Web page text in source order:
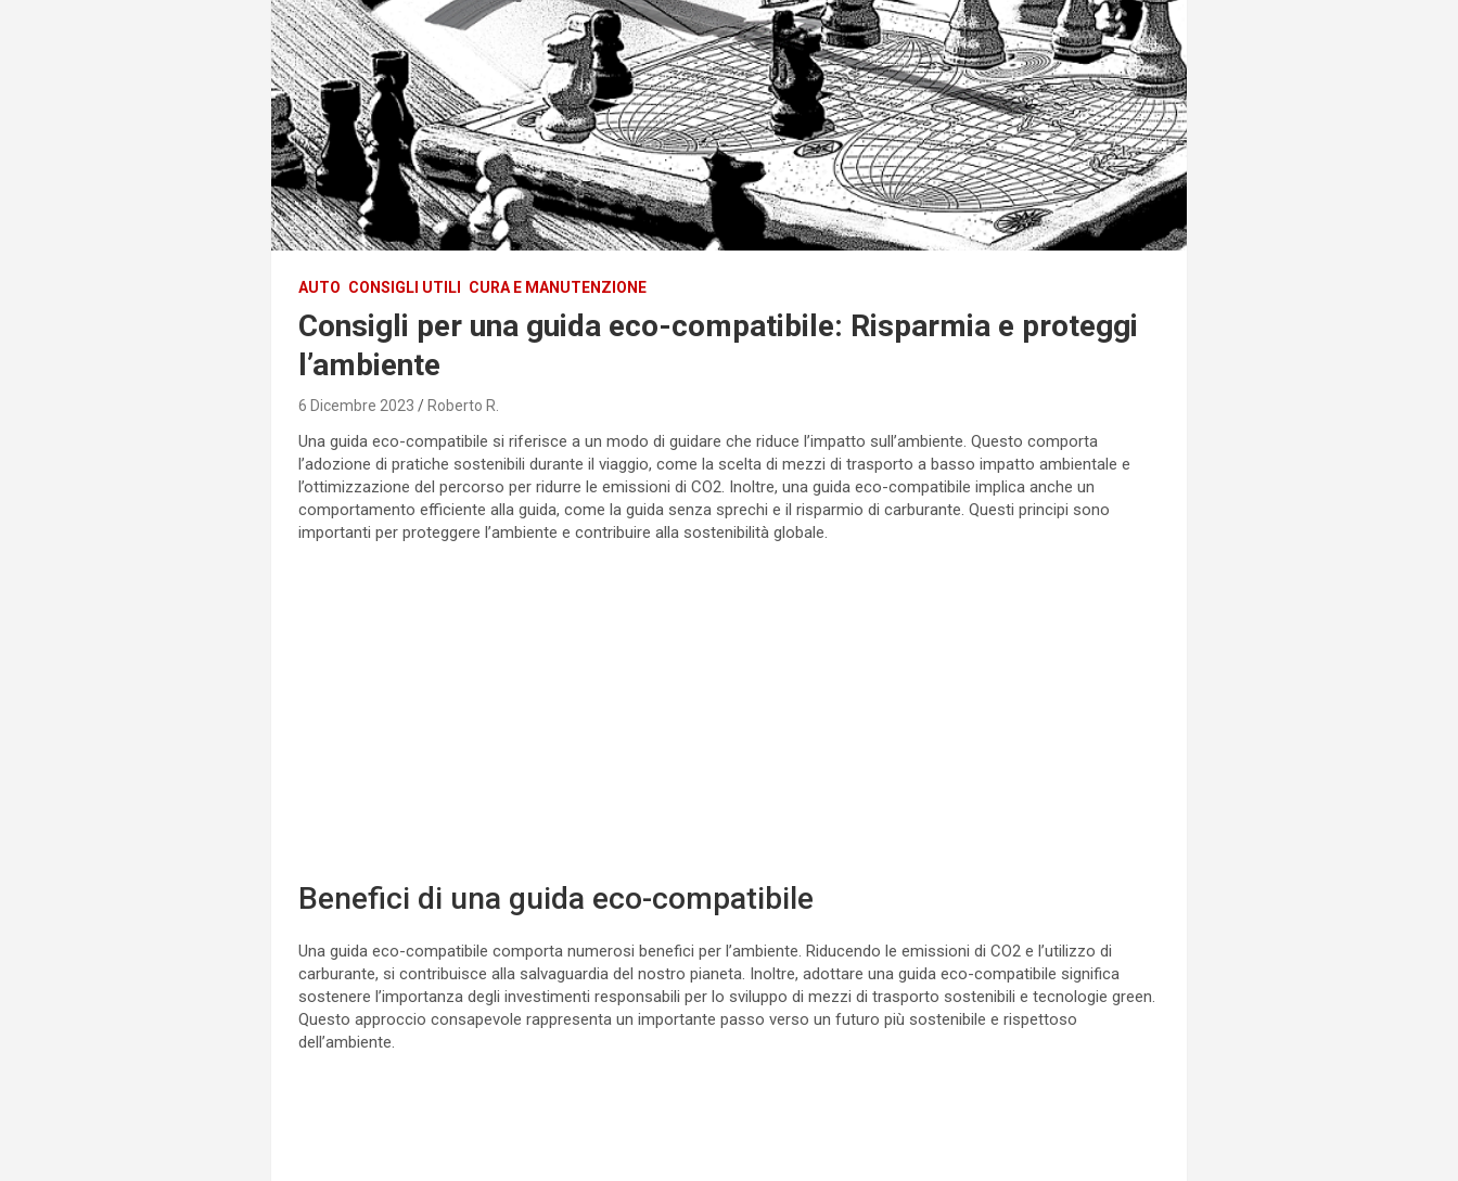
AUTO CONSIGLI UTILI CURA E MANUTENZIONE
Consigli per una guida eco-compatibile: Risparmia e proteggi
l’ambiente
6 Dicembre 2023 Roberto R.
Una guida eco-compatibile si riferisce a un modo di guidare che riduce l’impatto sull’ambiente. Questo comporta
l’adozione di pratiche sostenibili durante il viaggio, come la scelta di mezzi di trasporto a basso impatto ambientale e
l’ottimizzazione del percorso per ridurre le emissioni di CO2. Inoltre, una guida eco-compatibile implica anche un
comportamento efficiente alla guida, come la guida senza sprechi e il risparmio di carburante. Questi principi sono
importanti per proteggere l’ambiente e contribuire alla sostenibilità globale.
Benefici di una guida eco-compatibile
Una guida eco-compatibile comporta numerosi benefici per l’ambiente. Riducendo le emissioni di CO2 e l’utilizzo di
carburante, si contribuisce alla salvaguardia del nostro pianeta. Inoltre, adottare una guida eco-compatibile significa
sostenere l’importanza degli investimenti responsabili per lo sviluppo di mezzi di trasporto sostenibili e tecnologie green.
Questo approccio consapevole rappresenta un importante passo verso un futuro più sostenibile e rispettoso
dell’ambiente.